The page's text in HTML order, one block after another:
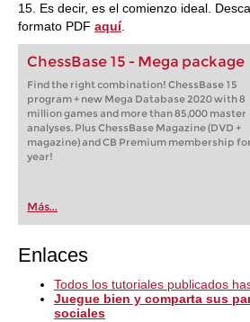
15. Es decir, es el comienzo ideal.
formato PDF aquí.
ChessBase 15 - Mega package
Find the right combination! ChessBase 15
program + new Mega Database 2020 with 8
million games and more than 85,000 master
analyses. Plus ChessBase Magazine (DVD +
magazine) and CB Premium membership for
year!
Más...
Enlaces
Todos los tutoriales publicados
Juegue bien y comparta sus
sociales